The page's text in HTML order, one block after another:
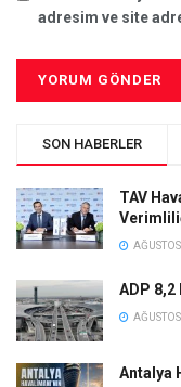
adresim ve site
SON HABERLER
TAV
ADP 8,2
Antalya